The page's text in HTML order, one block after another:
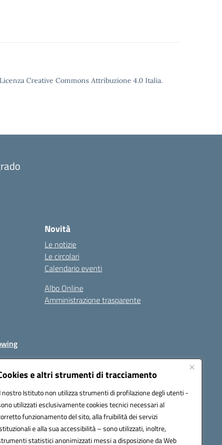
e altri strumenti di tracciamento
nostro Istituto non utilizza strumenti di profilazione degli utenti -
utilizzati esclusivamente cookies tecnici necessari al
funzionamento del sito, alla fruibilità dei servizi
e alla sua accessibilità – sono utilizzati, inoltre,
statistici anonimizzati messi a disposizione da Web
Creative Commons Attribuzione 4.0 Italia.
Novità
Le notizie
Le circolari
Calendario eventi
Albo Online
Amministrazione trasparente